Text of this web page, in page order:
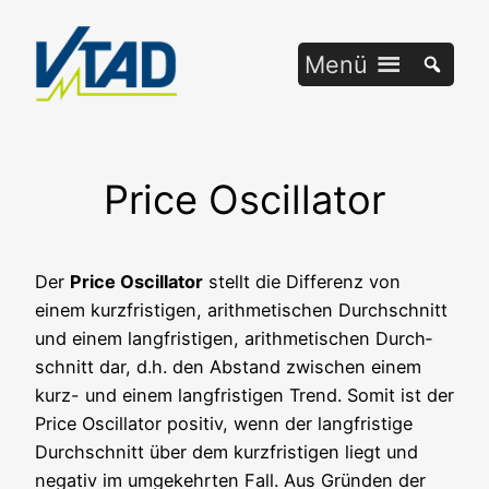
springen
Menü
Price Oscillator
Der Pri­ce Oscil­la­tor stellt die Dif­fe­renz von
einem kurz­fris­ti­gen, arith­me­ti­schen Durch­schnitt
und einem lang­fris­ti­gen, arith­me­ti­schen Durch­
schnitt dar, d.h. den Abstand zwi­schen einem
kurz- und einem lang­fris­ti­gen Trend. Somit ist der
Pri­ce Oscil­la­tor posi­tiv, wenn der lang­fris­ti­ge
Durch­schnitt über dem kurz­fris­ti­gen liegt und
nega­tiv im umge­kehr­ten Fall. Aus Grün­den der